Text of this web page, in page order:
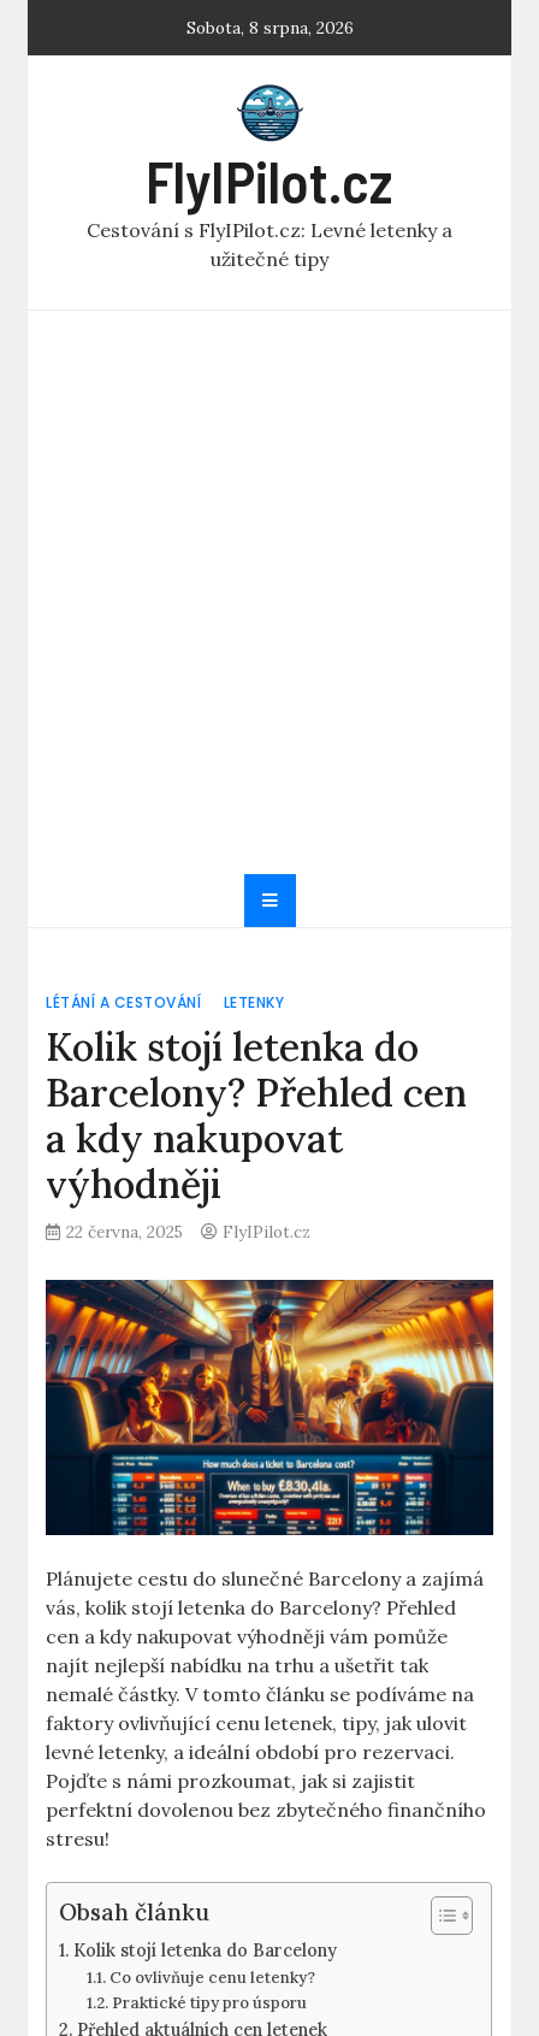
Sobota, 8 srpna, 2026
FlyIPilot.cz
Cestování s FlyIPilot.cz: Levné letenky a
užitečné tipy
LÉTÁNÍ A CESTOVÁNÍ LETENKY
Kolik stojí letenka do
Barcelony? Přehled cen
a kdy nakupovat
výhodněji
22 června, 2025 FlyIPilot.cz
Plánujete cestu do slunečné Barcelony a zajímá
vás, kolik stojí letenka do Barcelony? Přehled
cen a kdy nakupovat výhodněji vám pomůže
najít nejlepší nabídku na trhu a ušetřit tak
nemalé částky. V tomto článku se podíváme na
faktory ovlivňující cenu letenek, tipy, jak ulovit
levné letenky, a ideální období pro rezervaci.
Pojďte s námi prozkoumat, jak si zajistit
perfektní dovolenou bez zbytečného finančního
stresu!
Obsah článku
Kolik stojí letenka do Barcelony
Co ovlivňuje cenu letenky?
Praktické tipy pro úsporu
Přehled aktuálních cen letenek